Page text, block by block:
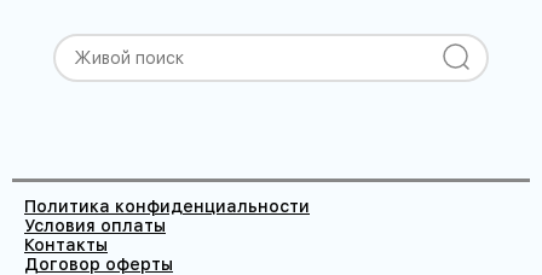
Политика конфиденциальности
Условия оплаты
Контакты
Договор оферты